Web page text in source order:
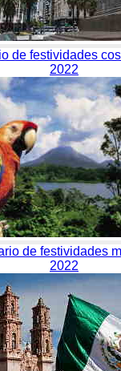
de festividades
2022
de festividades
2022